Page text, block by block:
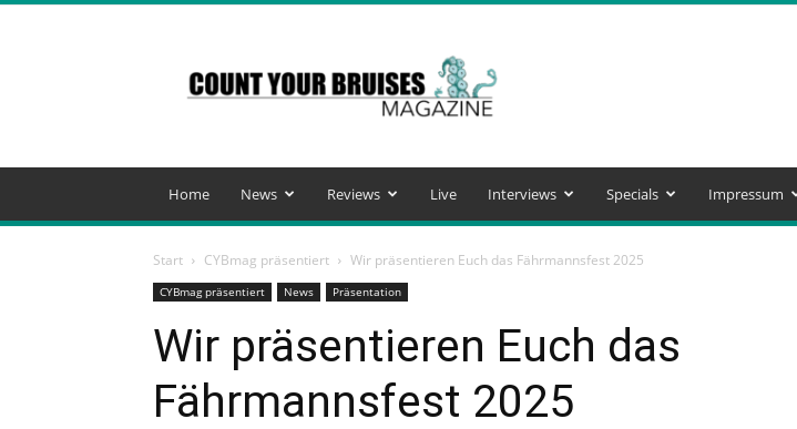
Your
Bruises
Magazine
Home News Reviews Live Interviews Specials Impressum
Start CYBmag präsentiert Wir präsentieren Euch das Fährmannsfest 2025
CYBmag präsentiert News Präsentation
Wir präsentieren Euch das
Fährmannsfest 2025